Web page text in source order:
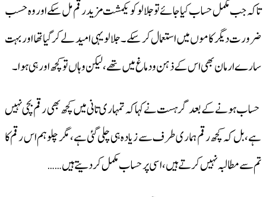
تاکہ جب مکمل حساب کیا جائے تو جلالو کو یکمشت مزید رقم مل سکے اور وہ حسب
ضرورت دیگر کاموں میں استعمال کر سکے۔ جلالو یہی امید لے کر گیا تھا اور بہت
سارے ارمان بھی اس کے ذہن ودماغ میں تھے، لیکن وہاں تو کچھ اور ہی ہوا۔
حساب ہونے کے بعد گرہست نے کہا کہ تمہاری تانی میں کچھ بھی رقم بچی نہیں
ہے، بل کہ کچھ رقم ہماری طرف سے زیادہ ہی چلی گئی ہے، مگر چلو ہم اس رقم کا
تم سے مطالبہ نہیں کرتے ہیں، اسی پر حساب مکمل کر دیتے ہیں ……